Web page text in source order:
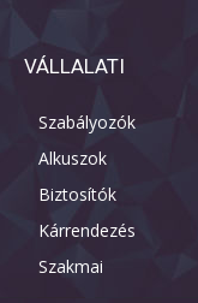
VÁLLALATI
Szabályozók
Alkuszok
Biztosítók
Kárrendezés
Szakmai